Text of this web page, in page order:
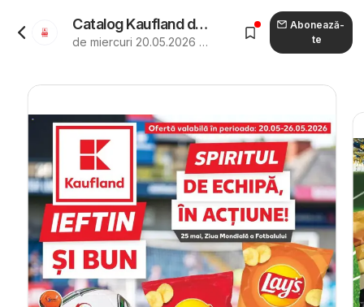
Catalog Kaufland de la 20.05.2026 - Revista "Kaufland Craiova"
de miercuri 20.05.2026 până marți 26.05.2026
Abonează-
te